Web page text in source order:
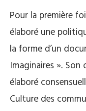
Pour la première
élaboré une
la forme d’un
Imaginaires ».
élaboré
Culture des